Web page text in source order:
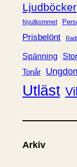
Ljudböcker
Nyutkommet
Prisbelönt
Spänning
Tonår
Utläst
Arkiv